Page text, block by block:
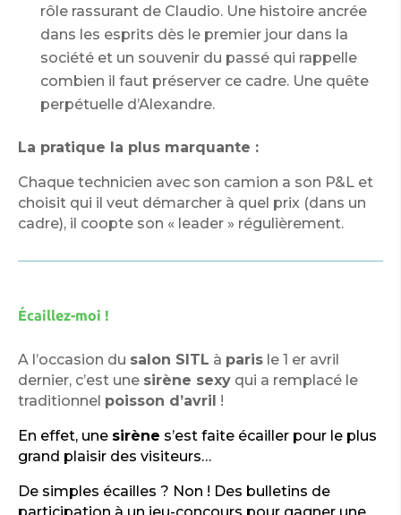
rôle rassurant de Claudio. Une histoire ancrée
dans les esprits dès le premier jour dans la
société et un souvenir du passé qui rappelle
combien il faut préserver ce cadre. Une quête
perpétuelle d’Alexandre.
La pratique la plus marquante :
Chaque technicien avec son camion a son P&L et
choisit qui il veut démarcher à quel prix (dans un
cadre), il coopte son « leader » régulièrement.
Écaillez-moi !
A l’occasion du salon SITL à paris le 1 er avril
dernier, c’est une sirène sexy qui a remplacé le
traditionnel poisson d’avril !
En effet, une sirène s’est faite écailler pour le plus
grand plaisir des visiteurs…
De simples écailles ? Non ! Des bulletins de